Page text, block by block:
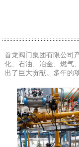
首龙阀门集团有限公司
化、石油、冶金、燃气
出了巨大贡献。多年的